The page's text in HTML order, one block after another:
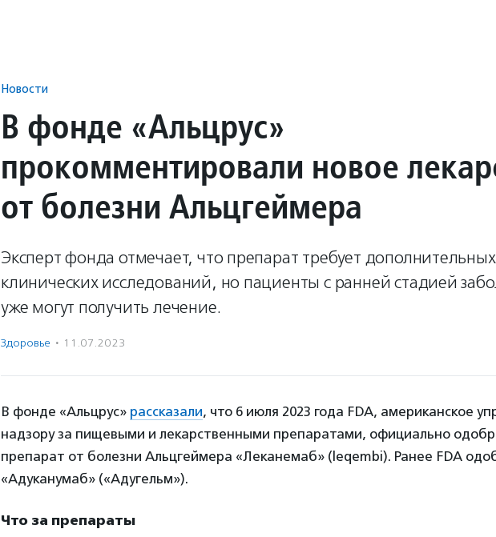
Новости
В фонде «Альцрус»
прокомментировали новое
от болезни Альцгеймера
Эксперт фонда отмечает, что препарат требует дополнительных
клинических исследований, но пациенты с ранней стадией
уже могут получить лечение.
Здоровье · 11.07.2023
В фонде «Альцрус» рассказали, что 6 июля 2023 года FDA, американское
надзору за пищевыми и лекарственными препаратами, официально
препарат от болезни Альцгеймера «Леканемаб» (leqembi). Ранее FDA
«Адуканумаб» («Адугельм»).
Что за препараты